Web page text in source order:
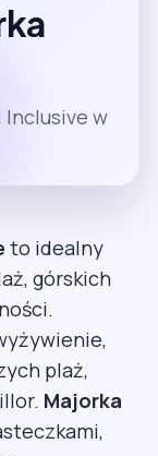
Inclusive w
to idealny
górskich
plaż,
Majorka